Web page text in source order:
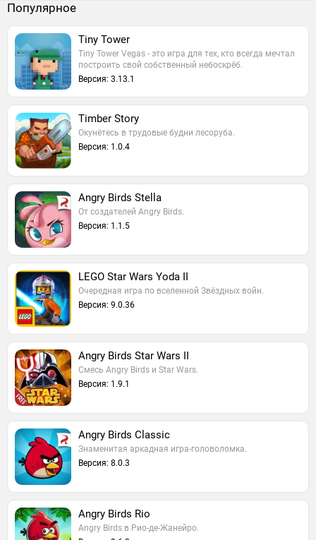
Популярное
Tiny Tower
Tiny Tower Vegas - это игра для тех, кто всегда мечтал
построить свой собственный небоскрёб.
Версия: 3.13.1
Timber Story
Окунётесь в трудовые будни лесоруба.
Версия: 1.0.4
Angry Birds Stella
От создателей Angry Birds.
Версия: 1.1.5
LEGO Star Wars Yoda II
Очередная игра по вселенной Звёздных войн.
Версия: 9.0.36
Angry Birds Star Wars II
Смесь Angry Birds и Star Wars.
Версия: 1.9.1
Angry Birds Classic
Знаменитая аркадная игра-головоломка.
Версия: 8.0.3
Angry Birds Rio
Angry Birds в Рио-де-Жанейро.